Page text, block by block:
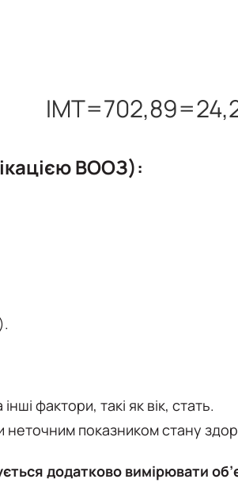
ІМТ=702,89=24,
ВООЗ):
фактори, такі як вік, стать.
неточним показником стану
додатково вимірювати